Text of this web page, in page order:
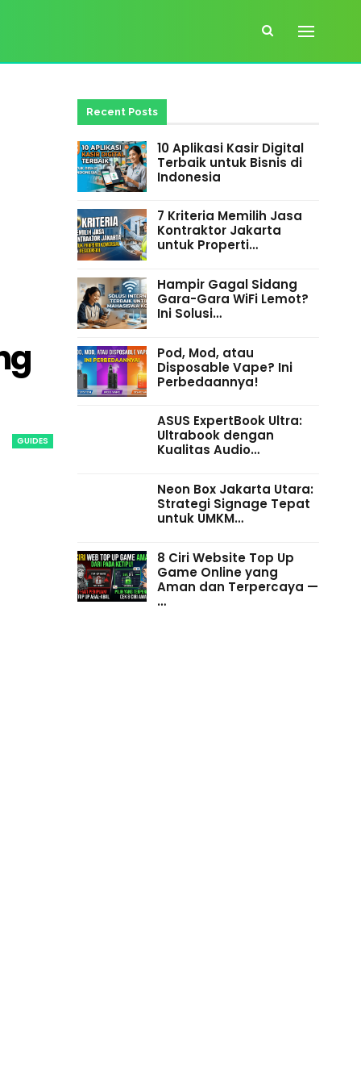
GUIDES
Recent Posts
10 Aplikasi Kasir Digital
Terbaik untuk Bisnis di
Indonesia
7 Kriteria Memilih Jasa
Kontraktor Jakarta
untuk Properti…
Hampir Gagal Sidang
Gara-Gara WiFi Lemot?
Ini Solusi…
Pod, Mod, atau
Disposable Vape? Ini
Perbedaannya!
ASUS ExpertBook Ultra:
Ultrabook dengan
Kualitas Audio…
Neon Box Jakarta Utara:
Strategi Signage Tepat
untuk UMKM…
8 Ciri Website Top Up
Game Online yang
Aman dan Terpercaya —
…